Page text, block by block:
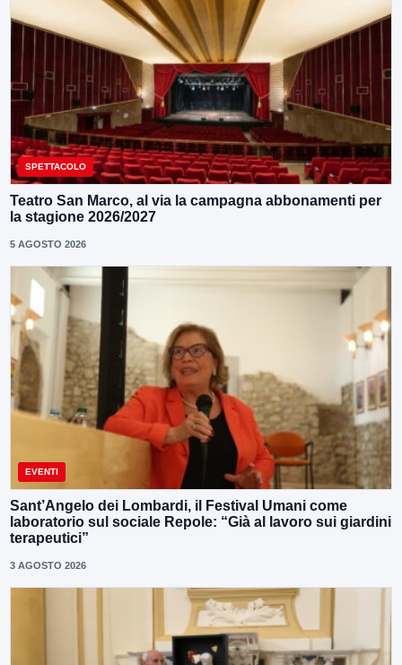
SPETTACOLO
Teatro San Marco, al via la campagna abbonamenti per
la stagione 2026/2027
5 AGOSTO 2026
EVENTI
Sant’Angelo dei Lombardi, il Festival Umani come
laboratorio sul sociale Repole: “Già al lavoro sui giardini
terapeutici”
3 AGOSTO 2026